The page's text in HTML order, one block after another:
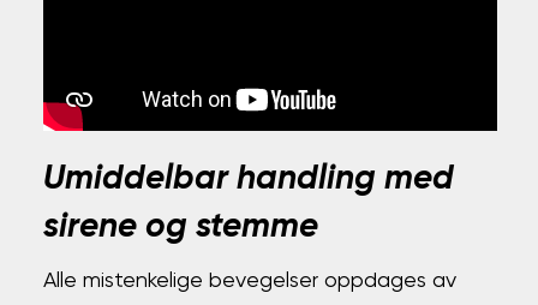
Umiddelbar handling med
sirene og stemme
Alle mistenkelige bevegelser oppdages av